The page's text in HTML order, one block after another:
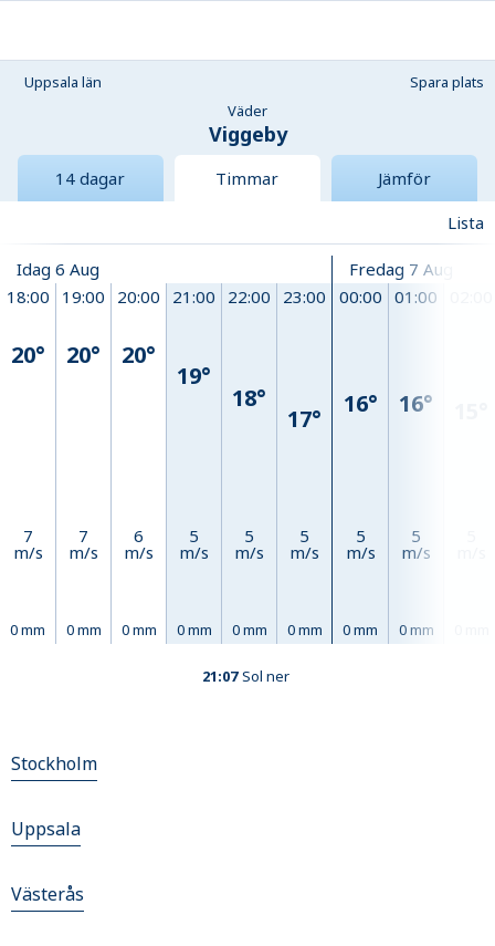
Uppsala län
Spara plats
Väder
Viggeby
14 dagar Timmar
Jämför
Lista
Idag 6 Aug
18:00
20°
7
m/s
0 mm
19:00
20°
7
m/s
0 mm
20:00
20°
6
m/s
0 mm
21:00
19°
5
m/s
0 mm
22:00
18°
5
m/s
0 mm
23:00
17°
5
m/s
0 mm
Fredag 7 Aug
00:00
16°
5
m/s
0 mm
01:00
16°
5
m/s
0 mm
21:07 Sol ner
Stockholm
Uppsala
Västerås